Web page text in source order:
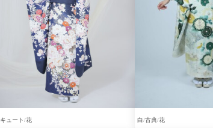
キュート 花 白 古典 花